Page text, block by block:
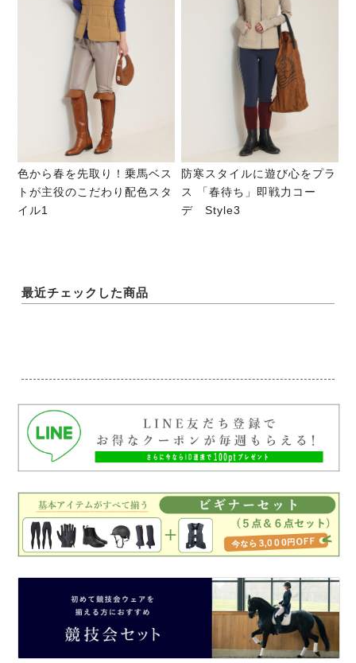
色から春を先取り！乗馬ベス
トが主役のこだわり配色スタ
イル1
防寒スタイルに遊び心をプラ
ス 「春待ち」即戦力コー
デ Style3
最近チェックした商品